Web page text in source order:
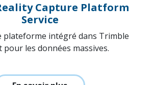
En savoir plus